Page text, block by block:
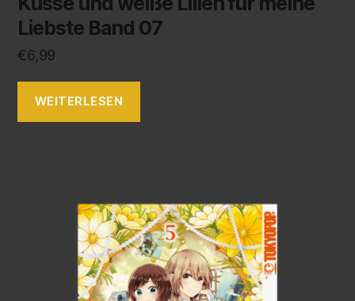
Liebste Band 07
€6,99
WEITERLESEN